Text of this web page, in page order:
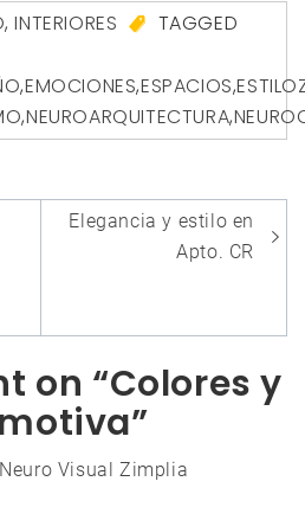
,INTERIORES
TAGGED
,EMOCIONES,ESPACIOS,
,NEUROARQUITECTURA,
Elegancia y estilo en
Apto. CR
on “Colores y
Visual Zimplia